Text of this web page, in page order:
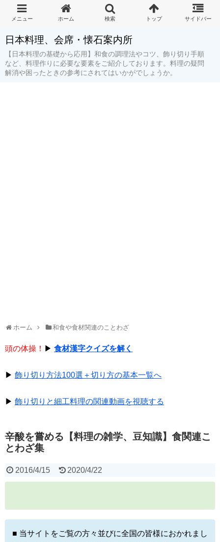
日本料理、会席・懐石案内所
【日本料理の基礎から応用】和食の調理法やコツ、飾り切り手順
など、料理作りに必要な要素をご紹介しております。料理の疑問
解消や困ったときの参考にされてはいかがでしょうか。
ホーム 和食や食材関連のことわざ
頭の体操！ ▶ 食材漢字クイズを解く
▶ 飾り切り方法100選＋切り方の基本一覧へ
▶ 飾り切りと細工料理の関連動画を視聴する
辛酸を嘗める【料理の雑学、豆知識】食関連こ
とわざ集
2016/4/15 2020/4/22
■ 当サイトをご覧の方々並びに全国の皆様におかれまし